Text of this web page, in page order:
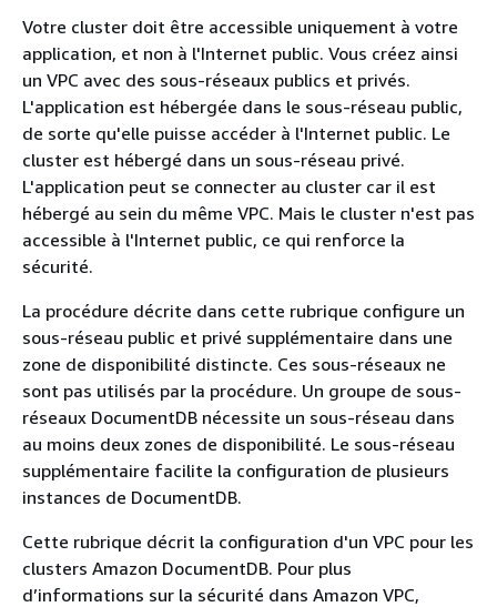
Votre cluster doit être accessible uniquement à votre
application, et non à l'Internet public. Vous créez ainsi
un VPC avec des sous-réseaux publics et privés.
L'application est hébergée dans le sous-réseau public,
de sorte qu'elle puisse accéder à l'Internet public. Le
cluster est hébergé dans un sous-réseau privé.
L'application peut se connecter au cluster car il est
hébergé au sein du même VPC. Mais le cluster n'est pas
accessible à l'Internet public, ce qui renforce la
sécurité.
La procédure décrite dans cette rubrique configure un
sous-réseau public et privé supplémentaire dans une
zone de disponibilité distincte. Ces sous-réseaux ne
sont pas utilisés par la procédure. Un groupe de sous-
réseaux DocumentDB nécessite un sous-réseau dans
au moins deux zones de disponibilité. Le sous-réseau
supplémentaire facilite la configuration de plusieurs
instances de DocumentDB.
Cette rubrique décrit la configuration d'un VPC pour les
clusters Amazon DocumentDB. Pour plus
d’informations sur la sécurité dans Amazon VPC,